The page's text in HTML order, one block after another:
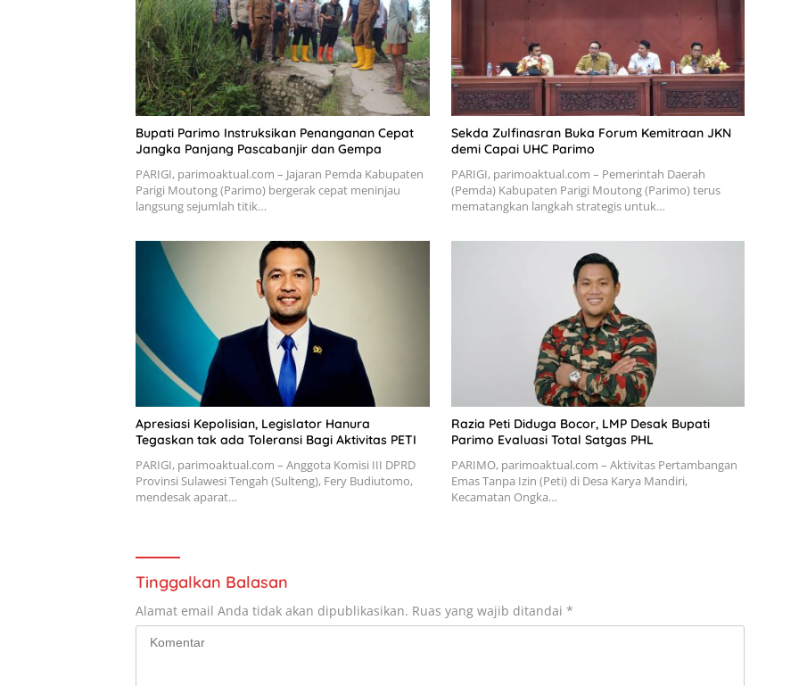
Bupati Parimo Instruksikan Penanganan Cepat
Jangka Panjang Pascabanjir dan Gempa
PARIGI, parimoaktual.com – Jajaran Pemda Kabupaten
Parigi Moutong (Parimo) bergerak cepat meninjau
langsung sejumlah titik…
Sekda Zulfinasran Buka Forum Kemitraan JKN
demi Capai UHC Parimo
PARIGI, parimoaktual.com – Pemerintah Daerah
(Pemda) Kabupaten Parigi Moutong (Parimo) terus
mematangkan langkah strategis untuk…
Apresiasi Kepolisian, Legislator Hanura
Tegaskan tak ada Toleransi Bagi Aktivitas PETI
PARIGI, parimoaktual.com – Anggota Komisi III DPRD
Provinsi Sulawesi Tengah (Sulteng), Fery Budiutomo,
mendesak aparat…
Razia Peti Diduga Bocor, LMP Desak Bupati
Parimo Evaluasi Total Satgas PHL
PARIMO, parimoaktual.com – Aktivitas Pertambangan
Emas Tanpa Izin (Peti) di Desa Karya Mandiri,
Kecamatan Ongka…
Tinggalkan Balasan
Alamat email Anda tidak akan dipublikasikan. Ruas yang wajib ditandai *